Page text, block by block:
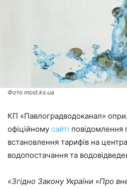
Фото most.ks.ua
КП «Павлоградводоканал»
офіційному сайті повідомлення
встановлення тарифів на
водопостачання та
«Згідно Закону України «Про